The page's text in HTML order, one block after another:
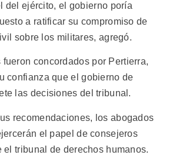
del ejército, el gobierno poría
a ratificar su compromiso de
sobre los militares, agregó.
fueron concordados por Pertierra,
confianza que el gobierno de
las decisiones del tribunal.
recomendaciones, los abogados
el papel de consejeros
el tribunal de derechos humanos.